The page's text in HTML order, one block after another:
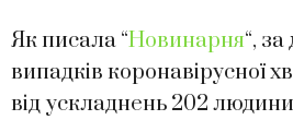
Як писала “Новинарня“,
випадків коронавірусної
від ускладнень 202